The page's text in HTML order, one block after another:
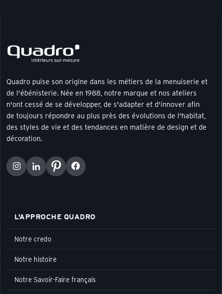
Quadro puise son origine dans les métiers de la menuiserie et
de l'ébénisterie. Née en 1988, notre marque et nos ateliers
n'ont cessé de se développer, de s'adapter et d'innover afin
de toujours répondre au plus près des évolutions de l'habitat,
des styles de vie et des tendances en matière de design et de
décoration.
L'APPROCHE QUADRO
Notre credo
Notre histoire
Notre Savoir-Faire français